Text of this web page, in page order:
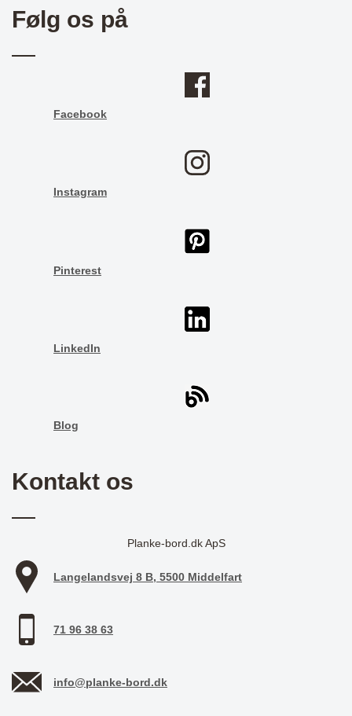
Følg os på
Facebook
Instagram
Pinterest
LinkedIn
Blog
Kontakt os
Planke-bord.dk ApS
Langelandsvej 8 B, 5500 Middelfart
71 96 38 63
info@planke-bord.dk